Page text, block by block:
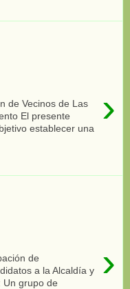
›
de Vecinos de Las
El presente
establecer una
›
de
a la Alcaldía y
Un grupo de